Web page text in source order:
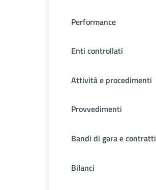
Performance
Enti controllati
Attività e procedimenti
Provvedimenti
Bandi di gara e contratti
Bilanci